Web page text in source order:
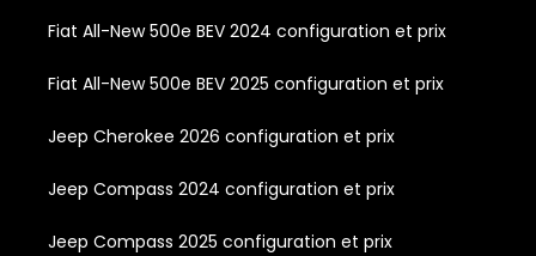
Fiat All-New 500e BEV 2024 configuration et prix
Fiat All-New 500e BEV 2025 configuration et prix
Jeep Cherokee 2026 configuration et prix
Jeep Compass 2024 configuration et prix
Jeep Compass 2025 configuration et prix